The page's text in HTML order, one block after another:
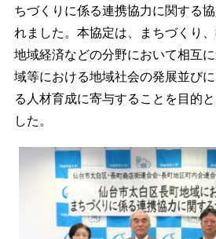
ちづくりに係る連携協力に関する
れました。本協定は、まちづくり、
地域経済などの分野において相互
域等における地域社会の発展並び
る人材育成に寄与することを目的
した。